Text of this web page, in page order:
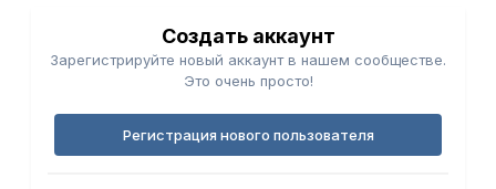
Создать аккаунт
Зарегистрируйте новый аккаунт в нашем сообществе.
Это очень просто!
Регистрация нового пользователя